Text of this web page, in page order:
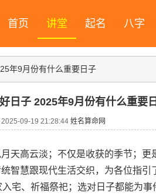
首页 讲堂 起名 八字
年9月份有什么重要日子
日子 2025年9月份有什么重要
2025-09-19 21:28:44 姓名算命网
天高云淡；不仅是收获的季节；更
智慧跟现代生活交织，为各位指引
宅、祈福祭祀；选对日子都能为事